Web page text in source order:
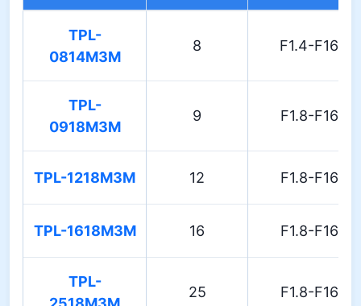
TPL-
0814M3M
8 F1.4-F16
TPL-
0918M3M
9 F1.8-F16
TPL-1218M3M 12 F1.8-F16
TPL-1618M3M 16 F1.8-F16
TPL-
25 F1.8-F16